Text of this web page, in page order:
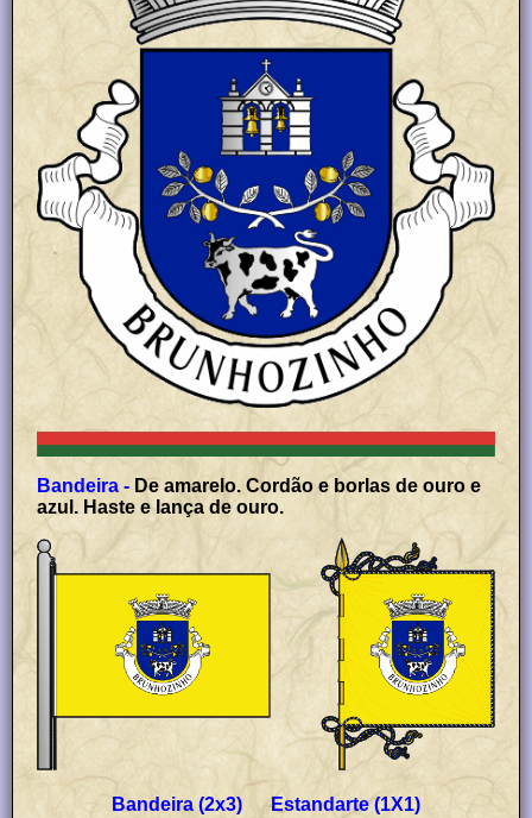
Bandeira - De amarelo. Cordão e borlas de ouro e
azul. Haste e lança de ouro.
Bandeira (2x3) Estandarte (1X1)